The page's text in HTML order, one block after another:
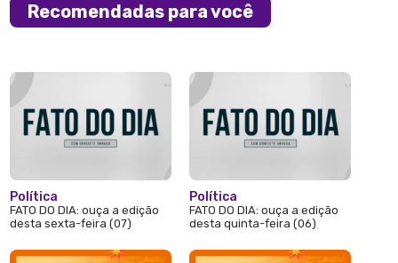
Recomendadas para você
Política
FATO DO DIA: ouça a edição
desta sexta-feira (07)
Política
FATO DO DIA: ouça a edição
desta quinta-feira (06)